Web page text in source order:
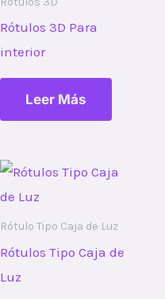
Rótulos 3D Para
interior
Leer Más
Rótulo Tipo Caja de Luz
Rótulos Tipo Caja de
Luz